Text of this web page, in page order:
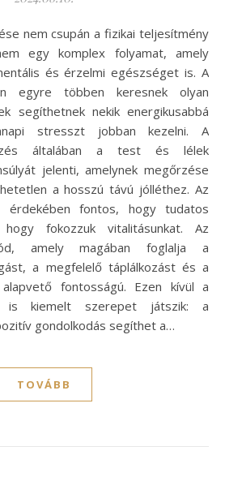
egy komplex folyamat, amely
és érzelmi egészséget is. A
egyre többen keresnek olyan
segíthetnek nekik energikusabbá
stresszt jobban kezelni. A
általában a test és lélek
jelenti, amelynek megőrzése
a hosszú távú jólléthez. Az
érdekében fontos, hogy tudatos
fokozzuk vitalitásunkat. Az
amely magában foglalja a
a megfelelő táplálkozást és a
fontosságú. Ezen kívül a
is kiemelt szerepet játszik: a
gondolkodás segíthet a…
TOVÁBB